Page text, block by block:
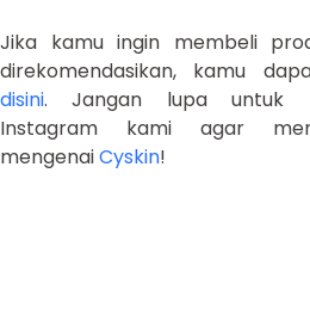
Jika kamu ingin membeli
direkomendasikan, kamu
disini. Jangan lupa untuk
Instagram kami agar
mengenaiCyskin!